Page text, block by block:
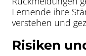
Lernende ihre
verstehen und
Risiken